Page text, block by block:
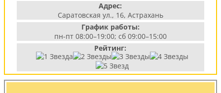
Адрес:
Саратовская ул., 16, Астрахань
График работы:
пн-пт 08:00–19:00; сб 09:00–15:00
Рейтинг: